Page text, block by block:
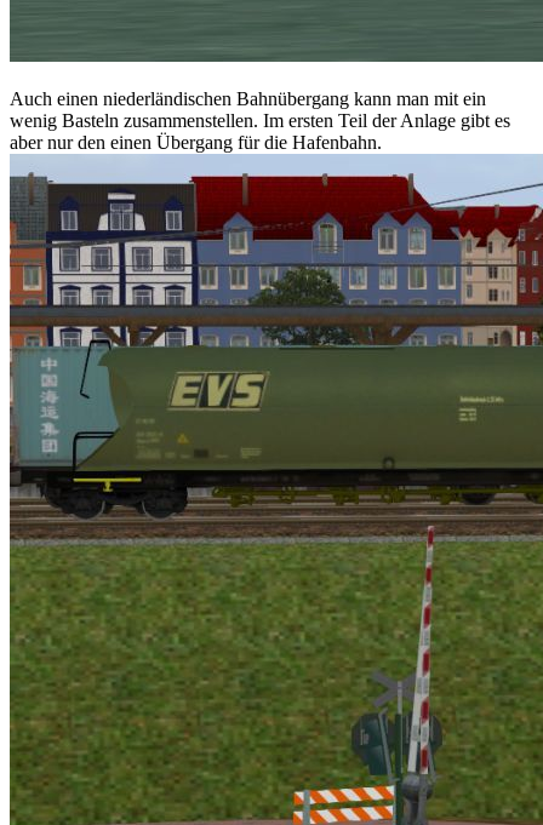
Auch einen niederländischen Bahnübergang kann man mit ein
wenig Basteln zusammenstellen. Im ersten Teil der Anlage gibt es
aber nur den einen Übergang für die Hafenbahn.